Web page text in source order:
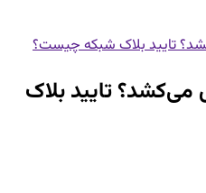
تایید بلاک شبکه چیست؟
می‌کشد؟ تایید بلاک